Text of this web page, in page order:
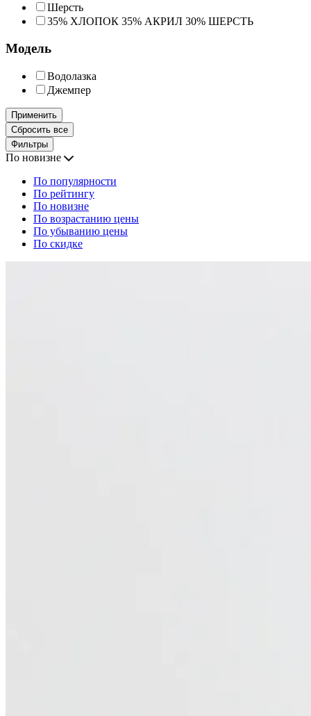
Шерсть
35% ХЛОПОК 35% АКРИЛ 30% ШЕРСТЬ
Модель
Водолазка
Джемпер
Применить
Сбросить все
Фильтры
По новизне
По популярности
По рейтингу
По новизне
По возрастанию цены
По убыванию цены
По скидке